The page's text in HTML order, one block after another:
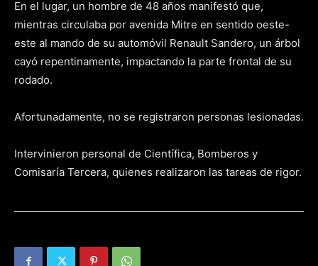
En el lugar, un hombre de 48 años manifestó que,
mientras circulaba por avenida Mitre en sentido oeste-
este al mando de su automóvil Renault Sandero, un árbol
cayó repentinamente, impactando la parte frontal de su
rodado.
Afortunadamente, no se registraron personas lesionadas.
Intervinieron personal de Científica, Bomberos y
Comisaría Tercera, quienes realizaron las tareas de rigor.